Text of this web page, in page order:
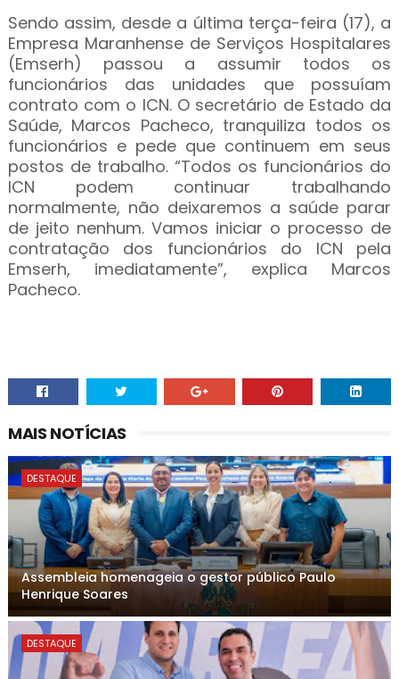
Sendo assim, desde a última terça-feira (17), a
Empresa Maranhense de Serviços Hospitalares
(Emserh) passou a assumir todos os
funcionários das unidades que possuíam
contrato com o ICN. O secretário de Estado da
Saúde, Marcos Pacheco, tranquiliza todos os
funcionários e pede que continuem em seus
postos de trabalho. “Todos os funcionários do
ICN podem continuar trabalhando
normalmente, não deixaremos a saúde parar
de jeito nenhum. Vamos iniciar o processo de
contratação dos funcionários do ICN pela
Emserh, imediatamente”, explica Marcos
Pacheco.
MAIS NOTÍCIAS
DESTAQUE
Assembleia homenageia o gestor público Paulo
Henrique Soares
DESTAQUE